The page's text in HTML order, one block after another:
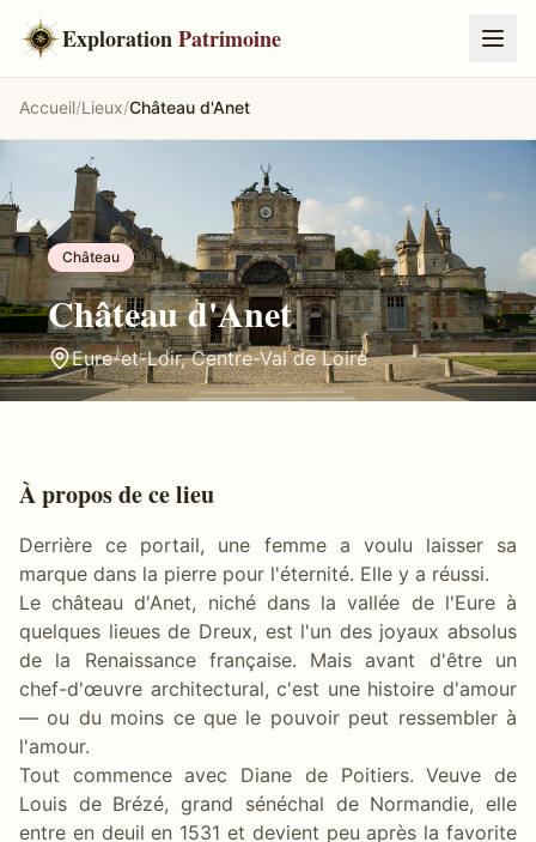
ExplorationPatrimoine
Accueil/Lieux/Château d'Anet
Château
Château d'Anet
Eure-et-Loir,Centre-Val de Loire
À propos de ce lieu
Derrière ce portail, une femme a voulu laisser sa
marque dans la pierre pour l'éternité. Elle y a réussi.
Le château d'Anet, niché dans la vallée de l'Eure à
quelques lieues de Dreux, est l'un des joyaux absolus
de la Renaissance française. Mais avant d'être un
chef-d'œuvre architectural, c'est une histoire d'amour
— ou du moins ce que le pouvoir peut ressembler à
l'amour.
Tout commence avec Diane de Poitiers. Veuve de
Louis de Brézé, grand sénéchal de Normandie, elle
entre en deuil en 1531 et devient peu après la favorite